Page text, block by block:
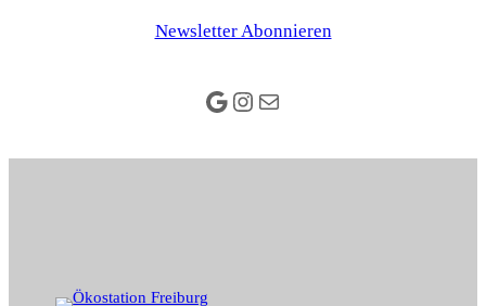
Newsletter Abonnieren
Google
Instagram
E-Mail